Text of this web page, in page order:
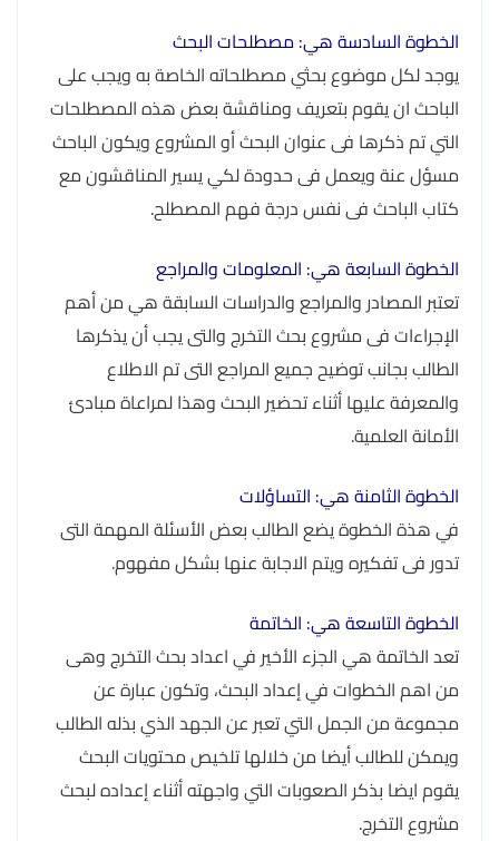
الخطوة السادسة هي: مصطلحات البحث
يوجد لكل موضوع بحثي مصطلحاته الخاصة به ويجب على
الباحث ان يقوم بتعريف ومناقشة بعض هذه المصطلحات
التي تم ذكرها فى عنوان البحث أو المشروع ويكون الباحث
مسؤل عنة ويعمل فى حدودة لكي يسير المناقشون مع
كتاب الباحث فى نفس درجة فهم المصطلح.
الخطوة السابعة هي: المعلومات والمراجع
تعتبر المصادر والمراجع والدراسات السابقة هي من أهم
الإجراءات فى مشروع بحث التخرج والتى يجب أن يذكرها
الطالب بجانب توضيح جميع المراجع التى تم الاطلاع
والمعرفة عليها أثناء تحضير البحث وهذا لمراعاة مبادئ
الأمانة العلمية.
الخطوة الثامنة هي: التساؤلات
في هذة الخطوة يضع الطالب بعض الأسئلة المهمة التى
تدور فى تفكيره ويتم الاجابة عنها بشكل مفهوم.
الخطوة التاسعة هي: الخاتمة
تعد الخاتمة هي الجزء الأخير في اعداد بحث التخرج وهى
من اهم الخطوات في إعداد البحث، وتكون عبارة عن
مجموعة من الجمل التي تعبر عن الجهد الذي بذله الطالب
ويمكن للطالب أيضا من خلالها تلخيص محتويات البحث
يقوم ايضا بذكر الصعوبات التي واجهته أثناء إعداده لبحث
مشروع التخرج.